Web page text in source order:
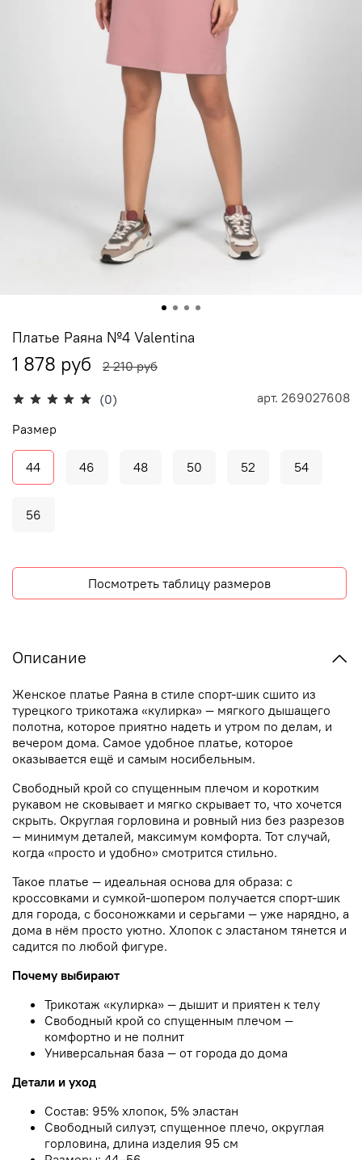
(0) арт. 269027608
Платье Раяна №4 Valentina
1 878 руб 2 210 руб
Размер
44 46 48 50 52 54
56
Посмотреть таблицу размеров
Описание
Женское платье Раяна в стиле спорт-шик сшито из
турецкого трикотажа «кулирка» — мягкого дышащего
полотна, которое приятно надеть и утром по делам, и
вечером дома. Самое удобное платье, которое
оказывается ещё и самым носибельным.
Свободный крой со спущенным плечом и коротким
рукавом не сковывает и мягко скрывает то, что хочется
скрыть. Округлая горловина и ровный низ без разрезов
— минимум деталей, максимум комфорта. Тот случай,
когда «просто и удобно» смотрится стильно.
Такое платье — идеальная основа для образа: с
кроссовками и сумкой-шопером получается спорт-шик
для города, с босоножками и серьгами — уже нарядно, а
дома в нём просто уютно. Хлопок с эластаном тянется и
садится по любой фигуре.
Почему выбирают
Трикотаж «кулирка» — дышит и приятен к телу
Свободный крой со спущенным плечом —
комфортно и не полнит
Универсальная база — от города до дома
Детали и уход
Состав: 95% хлопок, 5% эластан
Свободный силуэт, спущенное плечо, округлая
горловина, длина изделия 95 см